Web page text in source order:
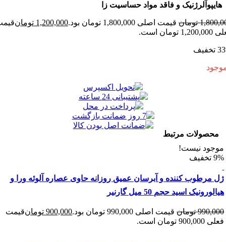
و فاقد مواد حساسیت زا
تومان قیمت اصلی 1,800,000 تومان بود. 1,200,000 تومانقیمت
مرتبط
نیست!
کننده و آبرسان عمیق روزانه حاوی عصاره آلوئه ورا و
اسید حجم 50 میل گارنیر
تومان قیمت اصلی 990,000 تومان بود. 900,000 تومانقیمت
است.